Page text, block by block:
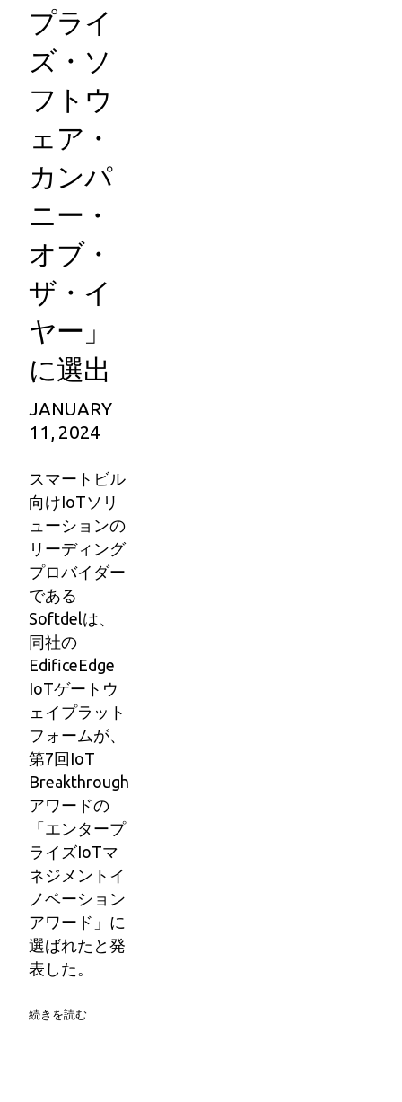
プライ
ズ・ソ
フトウ
ェア・
カンパ
ニー・
オブ・
ザ・イ
ヤー」
に選出
JANUARY
11, 2024
スマートビル
向けIoTソリ
ューションの
リーディング
プロバイダー
である
Softdelは、
同社の
EdificeEdge
IoTゲートウ
ェイプラット
フォームが、
第7回IoT
Breakthrough
アワードの
「エンタープ
ライズIoTマ
ネジメントイ
ノベーション
アワード」に
選ばれたと発
表した。
続きを読む